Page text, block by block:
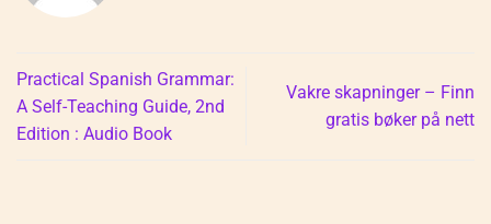
Practical Spanish Grammar:
A Self-Teaching Guide, 2nd
Edition : Audio Book
Vakre skapninger – Finn
gratis bøker på nett